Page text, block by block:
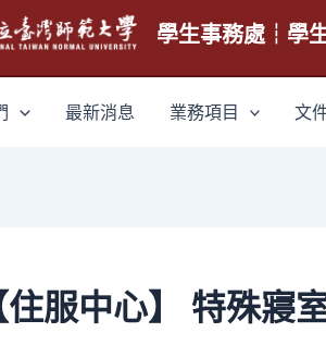
學生事務處┆學
最新消息 業務項目 文
住服中心】 特殊寢